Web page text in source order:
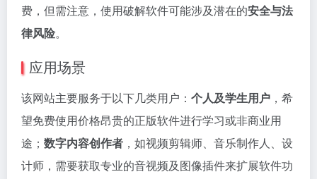
费，但需注意，使用破解软件可能涉及潜在的安全与法
律风险。
应用场景
该网站主要服务于以下几类用户： 个人及学生用户 ，希
望免费使用价格昂贵的正版软件进行学习或非商业用
途； 数字内容创作者 ，如视频剪辑师、音乐制作人、设
计师，需要获取专业的音视频及图像插件来扩展软件功